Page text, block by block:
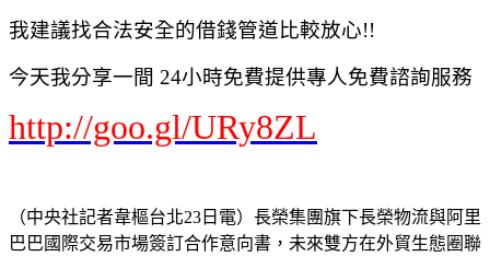
我建議找合法安全的借錢管道比較放心!!
今天我分享一間 24小時免費提供專人免費諮詢服務
http://goo.gl/URy8ZL
（中央社記者韋樞台北23日電）長榮集團旗下長榮物流與阿里
巴巴國際交易市場簽訂合作意向書，未來雙方在外貿生態圈聯